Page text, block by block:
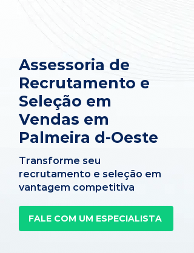
Assessoria de
Recrutamento e
Seleção em
Vendas em
Palmeira d-Oeste
Transforme seu
recrutamento e seleção em
vantagem competitiva
FALE COM UM ESPECIALISTA